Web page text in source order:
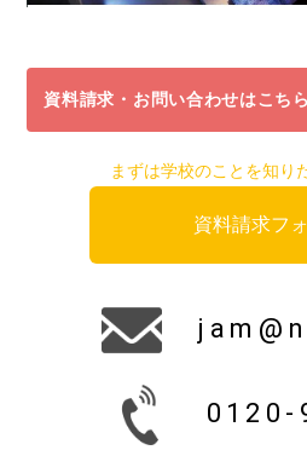
資料請求・お問い合わせはこちら
まずは学校のことを知り
資料請求フ
0120-